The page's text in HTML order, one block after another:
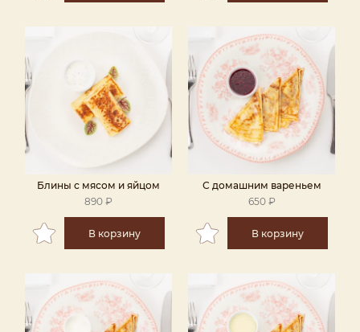
Блины с мясом и яйцом
890 ₽
В корзину
С домашним вареньем
650 ₽
В корзину